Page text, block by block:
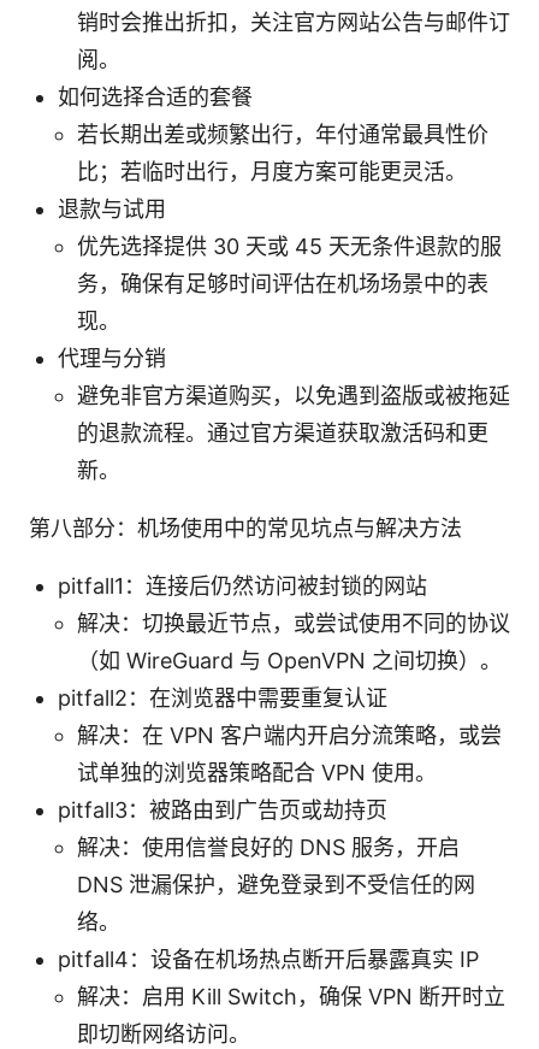
销时会推出折扣，关注官方网站公告与邮件订
阅。
如何选择合适的套餐
若长期出差或频繁出行，年付通常最具性价
比；若临时出行，月度方案可能更灵活。
退款与试用
优先选择提供 30 天或 45 天无条件退款的服
务，确保有足够时间评估在机场场景中的表
现。
代理与分销
避免非官方渠道购买，以免遇到盗版或被拖延
的退款流程。通过官方渠道获取激活码和更
新。
第八部分：机场使用中的常见坑点与解决方法
pitfall1：连接后仍然访问被封锁的网站
解决：切换最近节点，或尝试使用不同的协议
（如 WireGuard 与 OpenVPN 之间切换）。
pitfall2：在浏览器中需要重复认证
解决：在 VPN 客户端内开启分流策略，或尝
试单独的浏览器策略配合 VPN 使用。
pitfall3：被路由到广告页或劫持页
解决：使用信誉良好的 DNS 服务，开启
DNS 泄漏保护，避免登录到不受信任的网
络。
pitfall4：设备在机场热点断开后暴露真实 IP
解决：启用 Kill Switch，确保 VPN 断开时立
即切断网络访问。